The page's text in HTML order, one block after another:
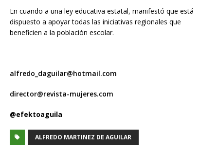
En cuando a una ley educativa estatal, manifestó que está
dispuesto a apoyar todas las iniciativas regionales que
beneficien a la población escolar.
alfredo_daguilar@hotmail.com
director@revista-mujeres.com
@efektoaguila
ALFREDO MARTINEZ DE AGUILAR